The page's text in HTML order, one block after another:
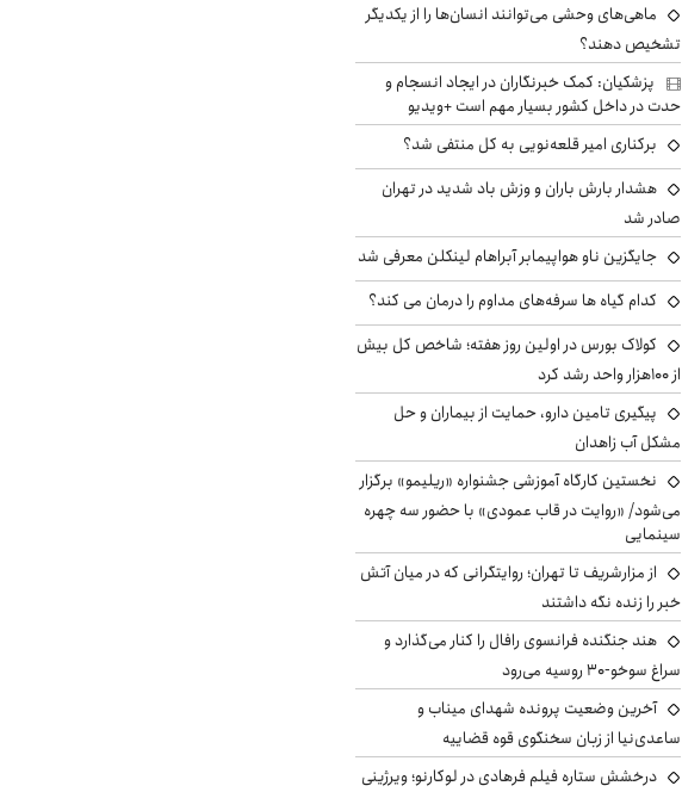
ماهی‌های وحشی می‌توانند انسان‌ها را از یکدیگر
تشخیص دهند؟
پزشکیان: کمک خبرنگاران در ایجاد انسجام و
حدت در داخل کشور بسیار مهم است +ویدیو
برکناری امیر قلعه‌نویی به کل منتفی شد؟
هشدار بارش باران و وزش باد شدید در تهران
صادر شد
جایگزین ناو هواپیمابر آبراهام لینکلن معرفی شد
کدام گیاه ها سرفه‌های مداوم را درمان می کند؟
کولاک بورس در اولین روز هفته؛ شاخص کل بیش
از ۱۰۰هزار واحد رشد کرد
پیگیری تامین دارو، حمایت از بیماران و حل
مشکل آب زاهدان
نخستین کارگاه آموزشی جشنواره «ریلیمو» برگزار
می‌شود/ «روایت در قاب عمودی» با حضور سه چهره
سینمایی
از مزارشریف تا تهران؛ روایتگرانی که در میان آتش
خبر را زنده نگه داشتند
هند جنگنده فرانسوی رافال را کنار می‌گذارد و
سراغ سوخو-30 روسیه می‌رود
آخرین وضعیت پرونده شهدای میناب و
ساعدی‌نیا از زبان سخنگوی قوه قضاییه
درخشش ستاره فیلم فرهادی در لوکارنو؛ ویرژینی